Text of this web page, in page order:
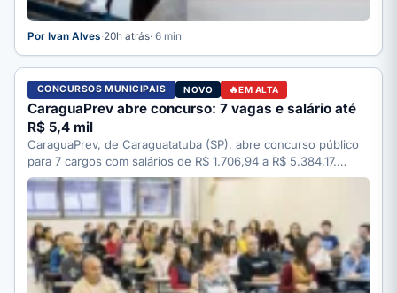
Por Ivan Alves·20h atrás· 6 min
CONCURSOS MUNICIPAIS NOVO EM ALTA
CaraguaPrev abre concurso: 7 vagas e salário até
R$ 5,4 mil
CaraguaPrev, de Caraguatatuba (SP), abre concurso público
para 7 cargos com salários de R$ 1.706,94 a R$ 5.384,17.…